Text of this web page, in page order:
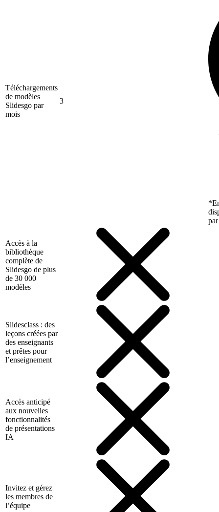
Téléchargements
de modèles
Slidesgo par
mois
3
Accès à la
bibliothèque
complète de
Slidesgo de plus
de 30 000
modèles
Slidesclass : des
leçons créées par
des enseignants
et prêtes pour
l’enseignement
Accès anticipé
aux nouvelles
fonctionnalités
de présentations
IA
Invitez et gérez
les membres de
l’équipe